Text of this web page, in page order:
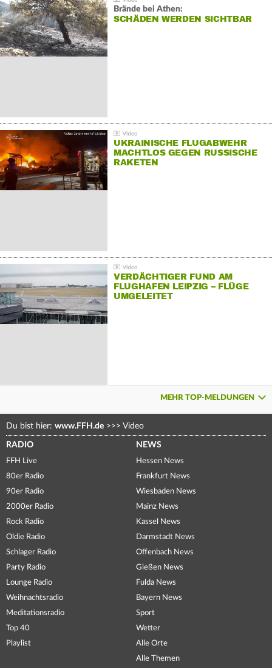
Brände bei Athen:
SCHÄDEN WERDEN SICHTBAR
UKRAINISCHE FLUGABWEHR
MACHTLOS GEGEN RUSSISCHE
RAKETEN
VERDÄCHTIGER FUND AM
FLUGHAFEN LEIPZIG – FLÜGE
UMGELEITET
MEHR TOP-MELDUNGEN
Du bist hier: www.FFH.de >>> Video
RADIO
FFH Live
80er Radio
90er Radio
2000er Radio
Rock Radio
Oldie Radio
Schlager Radio
Party Radio
Lounge Radio
Weihnachtsradio
Meditationsradio
Top 40
Playlist
NEWS
Hessen News
Frankfurt News
Wiesbaden News
Mainz News
Kassel News
Darmstadt News
Offenbach News
Gießen News
Fulda News
Bayern News
Sport
Wetter
Alle Orte
Alle Themen